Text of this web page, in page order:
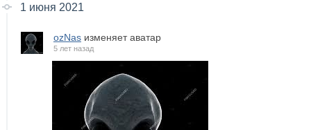
1 июня 2021
ozNasизменяет аватар
5 лет назад